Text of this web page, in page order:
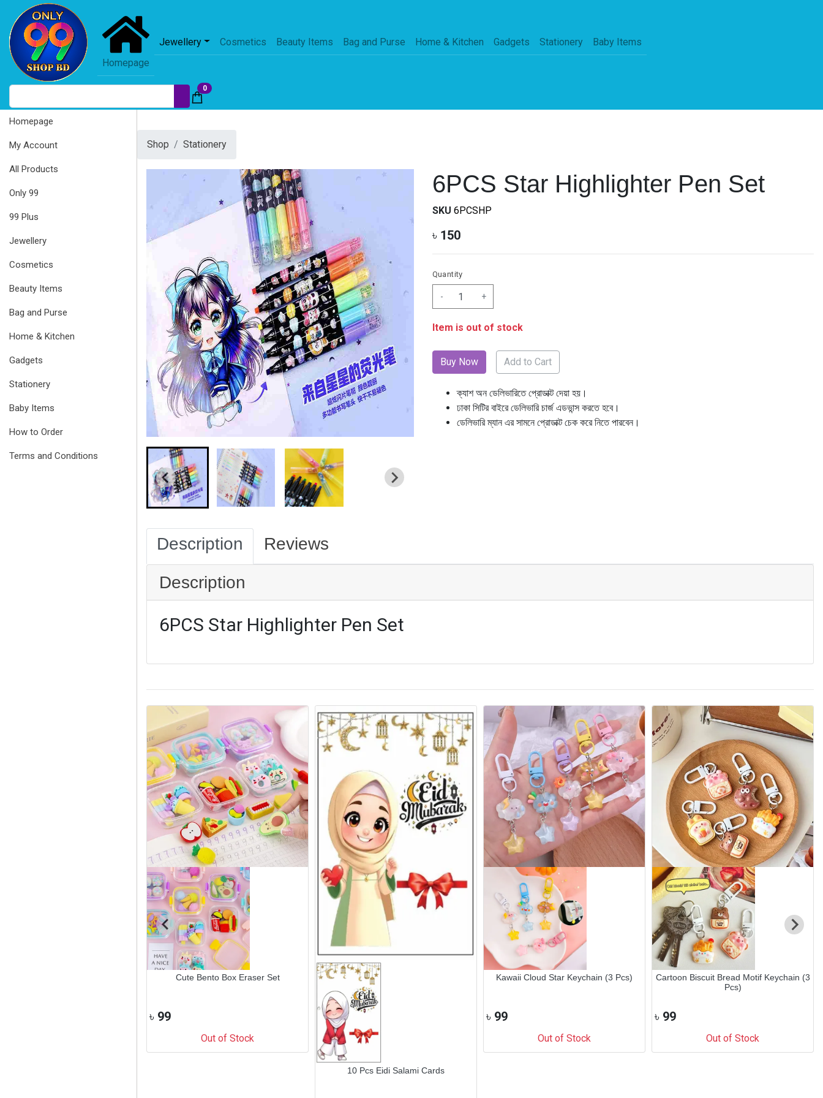
Homepage
Jewellery Cosmetics Beauty Items Bag and Purse Home & Kitchen Gadgets Stationery Baby Items
0
Homepage
My Account
All Products
Only 99
99 Plus
Jewellery
Cosmetics
Beauty Items
Bag and Purse
Home & Kitchen
Gadgets
Stationery
Baby Items
How to Order
Terms and Conditions
Shop Stationery
6PCS Star Highlighter Pen Set
SKU 6PCSHP
৳ 150
Quantity
- +
Item is out of stock
Add to Cart
ক্যাশ অন ডেলিভারিতে প্রোডাক্ট দেয়া হয়।
ঢাকা সিটির বাইরে ডেলিভারি চার্জ এডভান্স করতে হবে।
ডেলিভারি ম্যান এর সামনে প্রোডাক্ট চেক করে নিতে পারবেন।
Description Reviews
Description
6PCS Star Highlighter Pen Set
Cute Bento Box Eraser Set
৳ 99
Out of Stock
10 Pcs Eidi Salami Cards
Kawaii Cloud Star Keychain (3 Pcs)
৳ 99
Out of Stock
Cartoon Biscuit Bread Motif Keychain (3
Pcs)
৳ 99
Out of Stock